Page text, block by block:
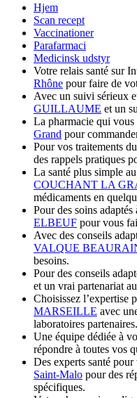
Hjem
Scan recept
Vaccinationer
Parafarmaci
Medicinsk udstyr
Votre relais santé sur
Rhône pour faire de
Avec un suivi sérieux
GUILLAUME et un
La pharmacie qui
Grand pour
Pour vos traitements
des rappels pratiques
La santé plus simple
COUCHANT LA
médicaments en
Pour des soins
ELBEUF pour vous
Avec des conseils
VALQUE
besoins.
Pour des conseils
et un vrai partenariat
Choisissez l’expertise
MARSEILLE avec
laboratoires partenaires.
Une équipe dédiée à
répondre à toutes vos
Des experts santé
Saint-Malo pour des
spécifiques.